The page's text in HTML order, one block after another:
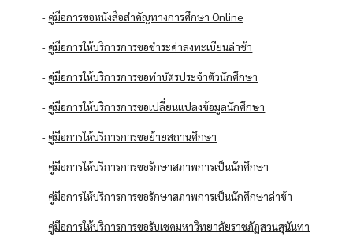
- คู่มือการขอหนังสือสำคัญทางการศึกษา Online
- คู่มือการให้บริการการขอชำระค่าลงทะเบียนล่าช้า
- คู่มือการให้บริการการขอทำบัตรประจำตัวนักศึกษา
- คู่มือการให้บริการการขอเปลี่ยนแปลงข้อมูลนักศึกษา
- คู่มือการให้บริการการขอย้ายสถานศึกษา
- คู่มือการให้บริการการขอรักษาสภาพการเป็นนักศึกษา
- คู่มือการให้บริการการขอรักษาสภาพการเป็นนักศึกษาล่าช้า
- คู่มือการให้บริการการขอรับเชคมหาวิทยาลัยราชภัฏสวนสุนันทา